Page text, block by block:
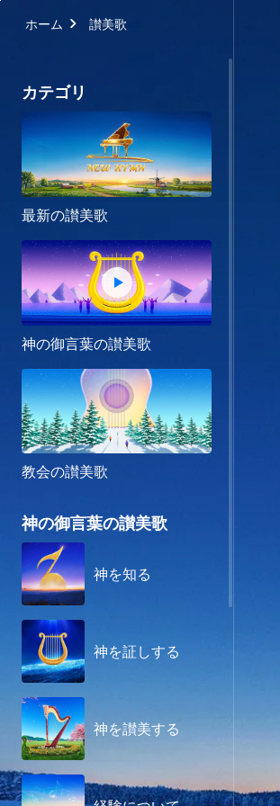
ホーム 讃美歌
カテゴリ
最新の讃美歌
神の御言葉の讃美歌
教会の讃美歌
神の御言葉の讃美歌
神を知る
神を証しする
神を讃美する